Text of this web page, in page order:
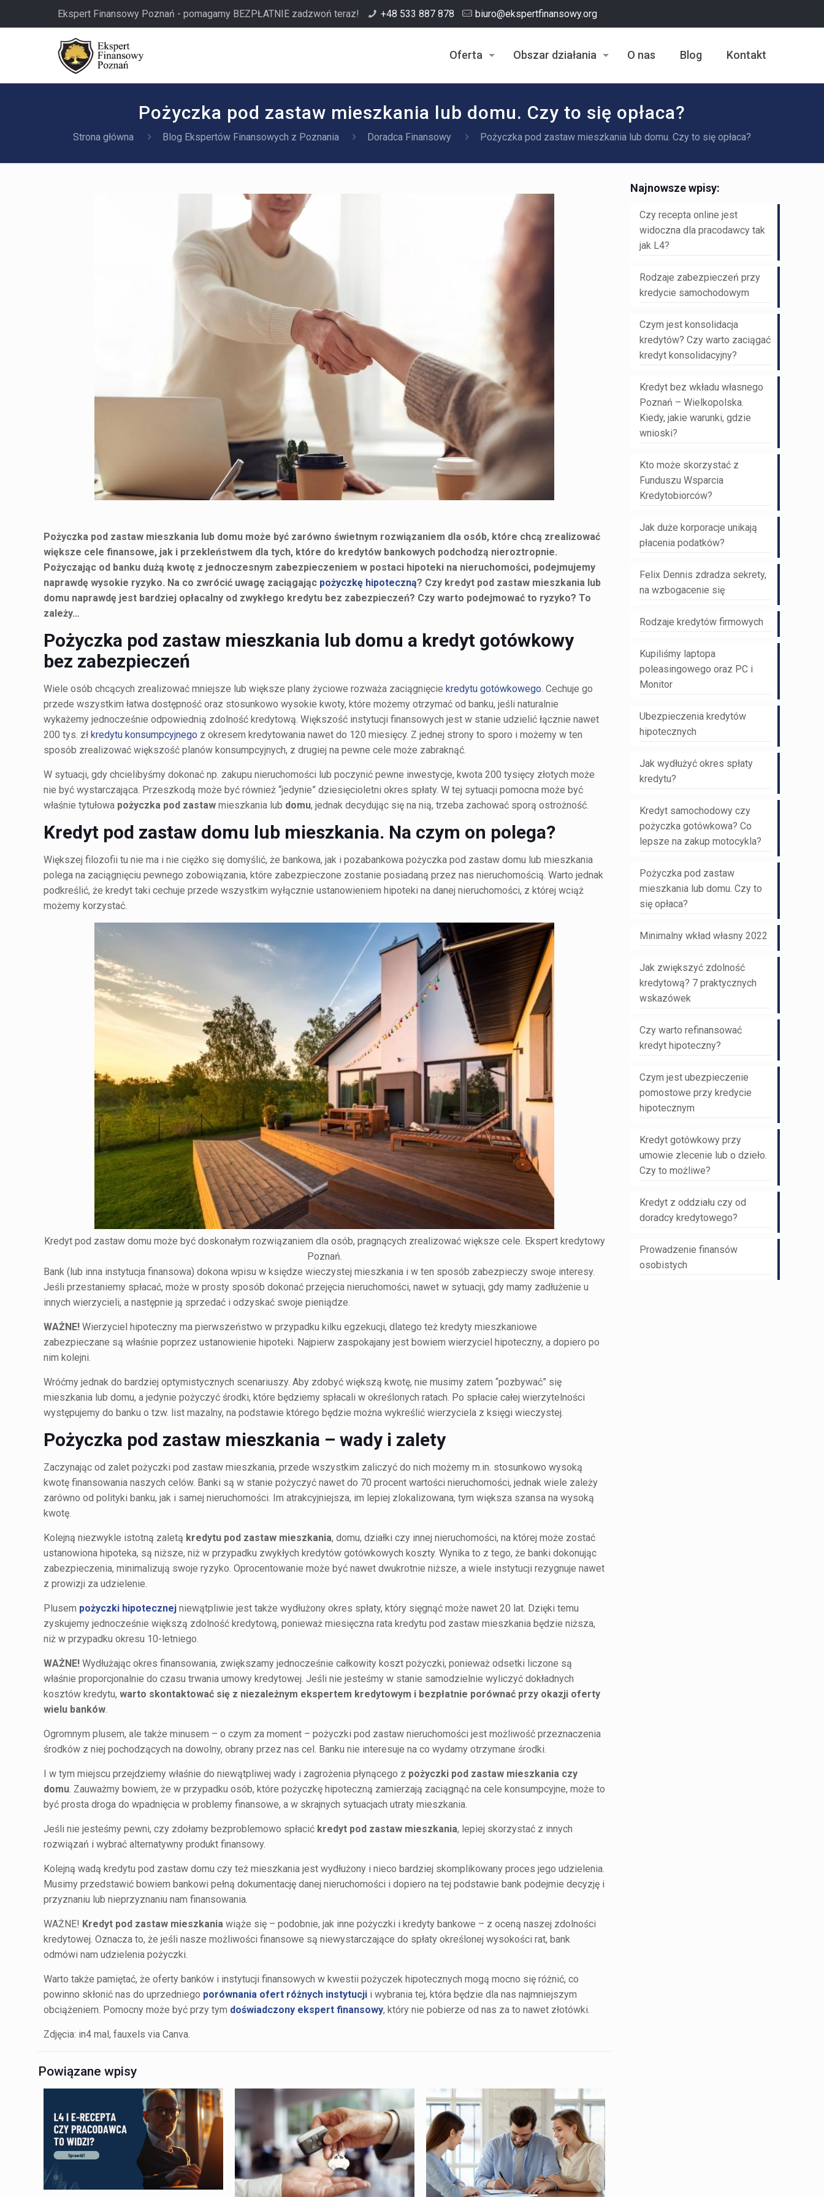
Ekspert Finansowy Poznań - pomagamy BEZPŁATNIE zadzwoń teraz! +48 533 887 878 biuro@ekspertfinansowy.org
Oferta Obszar działania O nas Blog Kontakt
Pożyczka pod zastaw mieszkania lub domu. Czy to się opłaca?
Strona główna Blog Ekspertów Finansowych z Poznania Doradca Finansowy Pożyczka pod zastaw mieszkania lub domu. Czy to się opłaca?
Pożyczka pod zastaw mieszkania lub domu może być zarówno świetnym rozwiązaniem dla osób, które chcą zrealizować
większe cele finansowe, jak i przekleństwem dla tych, które do kredytów bankowych podchodzą nieroztropnie.
Pożyczając od banku dużą kwotę z jednoczesnym zabezpieczeniem w postaci hipoteki na nieruchomości, podejmujemy
naprawdę wysokie ryzyko. Na co zwrócić uwagę zaciągając pożyczkę hipoteczną? Czy kredyt pod zastaw mieszkania lub
domu naprawdę jest bardziej opłacalny od zwykłego kredytu bez zabezpieczeń? Czy warto podejmować to ryzyko? To
zależy…
Pożyczka pod zastaw mieszkania lub domu a kredyt gotówkowy
bez zabezpieczeń
Wiele osób chcących zrealizować mniejsze lub większe plany życiowe rozważa zaciągnięciekredytu gotówkowego. Cechuje go
przede wszystkim łatwa dostępność oraz stosunkowo wysokie kwoty, które możemy otrzymać od banku, jeśli naturalnie
wykażemy jednocześnie odpowiednią zdolność kredytową. Większość instytucji finansowych jest w stanie udzielić łącznie nawet
200 tys. złkredytu konsumpcyjnego z okresem kredytowania nawet do 120 miesięcy. Z jednej strony to sporo i możemy w ten
sposób zrealizować większość planów konsumpcyjnych, z drugiej na pewne cele może zabraknąć.
W sytuacji, gdy chcielibyśmy dokonać np. zakupu nieruchomości lub poczynić pewne inwestycje, kwota 200 tysięcy złotych może
nie być wystarczająca. Przeszkodą może być również “jedynie” dziesięcioletni okres spłaty. W tej sytuacji pomocna może być
właśnie tytułowa pożyczka pod zastawmieszkania lub domu, jednak decydując się na nią, trzeba zachować sporą ostrożność.
Kredyt pod zastaw domu lub mieszkania. Na czym on polega?
Większej filozofii tu nie ma i nie ciężko się domyślić, że bankowa, jak i pozabankowa pożyczka pod zastaw domu lub mieszkania
polega na zaciągnięciu pewnego zobowiązania, które zabezpieczone zostanie posiadaną przez nas nieruchomością. Warto jednak
podkreślić, że kredyt taki cechuje przede wszystkim wyłącznie ustanowieniem hipoteki na danej nieruchomości, z której wciąż
możemy korzystać.
Kredyt pod zastaw domu może być doskonałym rozwiązaniem dla osób, pragnących zrealizować większe cele. Ekspert kredytowy
Poznań.
Bank (lub inna instytucja finansowa) dokona wpisu w księdze wieczystej mieszkania i w ten sposób zabezpieczy swoje interesy.
Jeśli przestaniemy spłacać, może w prosty sposób dokonać przejęcia nieruchomości, nawet w sytuacji, gdy mamy zadłużenie u
innych wierzycieli, a następnie ją sprzedać i odzyskać swoje pieniądze.
WAŻNE! Wierzyciel hipoteczny ma pierwszeństwo w przypadku kilku egzekucji, dlatego też kredyty mieszkaniowe
zabezpieczane są właśnie poprzez ustanowienie hipoteki. Najpierw zaspokajany jest bowiem wierzyciel hipoteczny, a dopiero po
nim kolejni.
Wróćmy jednak do bardziej optymistycznych scenariuszy. Aby zdobyć większą kwotę, nie musimy zatem “pozbywać” się
mieszkania lub domu, a jedynie pożyczyć środki, które będziemy spłacali w określonych ratach. Po spłacie całej wierzytelności
występujemy do banku o tzw. list mazalny, na podstawie którego będzie można wykreślić wierzyciela z księgi wieczystej.
Pożyczka pod zastaw mieszkania – wady i zalety
Zaczynając od zalet pożyczki pod zastaw mieszkania, przede wszystkim zaliczyć do nich możemy m.in. stosunkowo wysoką
kwotę finansowania naszych celów. Banki są w stanie pożyczyć nawet do 70 procent wartości nieruchomości, jednak wiele zależy
zarówno od polityki banku, jak i samej nieruchomości. Im atrakcyjniejsza, im lepiej zlokalizowana, tym większa szansa na wysoką
kwotę.
Kolejną niezwykle istotną zaletą kredytu pod zastaw mieszkania, domu, działki czy innej nieruchomości, na której może zostać
ustanowiona hipoteka, są niższe, niż w przypadku zwykłych kredytów gotówkowych koszty. Wynika to z tego, że banki dokonując
zabezpieczenia, minimalizują swoje ryzyko. Oprocentowanie może być nawet dwukrotnie niższe, a wiele instytucji rezygnuje nawet
z prowizji za udzielenie.
Plusem pożyczki hipotecznej niewątpliwie jest także wydłużony okres spłaty, który sięgnąć może nawet 20 lat. Dzięki temu
zyskujemy jednocześnie większą zdolność kredytową, ponieważ miesięczna rata kredytu pod zastaw mieszkania będzie niższa,
niż w przypadku okresu 10-letniego.
WAŻNE! Wydłużając okres finansowania, zwiększamy jednocześnie całkowity koszt pożyczki, ponieważ odsetki liczone są
właśnie proporcjonalnie do czasu trwania umowy kredytowej. Jeśli nie jesteśmy w stanie samodzielnie wyliczyć dokładnych
kosztów kredytu,warto skontaktować się z niezależnym ekspertem kredytowym i bezpłatnie porównać przy okazji oferty
wielu banków.
Ogromnym plusem, ale także minusem – o czym za moment – pożyczki pod zastaw nieruchomości jest możliwość przeznaczenia
środków z niej pochodzących na dowolny, obrany przez nas cel. Banku nie interesuje na co wydamy otrzymane środki.
I w tym miejscu przejdziemy właśnie do niewątpliwej wady i zagrożenia płynącego z pożyczki pod zastaw mieszkania czy
domu. Zauważmy bowiem, że w przypadku osób, które pożyczkę hipoteczną zamierzają zaciągnąć na cele konsumpcyjne, może to
być prosta droga do wpadnięcia w problemy finansowe, a w skrajnych sytuacjach utraty mieszkania.
Jeśli nie jesteśmy pewni, czy zdołamy bezproblemowo spłacić kredyt pod zastaw mieszkania, lepiej skorzystać z innych
rozwiązań i wybrać alternatywny produkt finansowy.
Kolejną wadą kredytu pod zastaw domu czy też mieszkania jest wydłużony i nieco bardziej skomplikowany proces jego udzielenia.
Musimy przedstawić bowiem bankowi pełną dokumentację danej nieruchomości i dopiero na tej podstawie bank podejmie decyzję i
przyznaniu lub nieprzyznaniu nam finansowania.
WAŻNE! Kredyt pod zastaw mieszkania wiąże się – podobnie, jak inne pożyczki i kredyty bankowe – z oceną naszej zdolności
kredytowej. Oznacza to, że jeśli nasze możliwości finansowe są niewystarczające do spłaty określonej wysokości rat, bank
odmówi nam udzielenia pożyczki.
Warto także pamiętać, że oferty banków i instytucji finansowych w kwestii pożyczek hipotecznych mogą mocno się różnić, co
powinno skłonić nas do uprzedniego porównania ofert różnych instytucji i wybrania tej, która będzie dla nas najmniejszym
obciążeniem. Pomocny może być przy tym doświadczony ekspert finansowy, który nie pobierze od nas za to nawet złotówki.
Zdjęcia: in4 mal, fauxels via Canva.
Powiązane wpisy
Najnowsze wpisy:
Czy recepta online jest
widoczna dla pracodawcy tak
jak L4?
Rodzaje zabezpieczeń przy
kredycie samochodowym
Czym jest konsolidacja
kredytów? Czy warto zaciągać
kredyt konsolidacyjny?
Kredyt bez wkładu własnego
Poznań – Wielkopolska.
Kiedy, jakie warunki, gdzie
wnioski?
Kto może skorzystać z
Funduszu Wsparcia
Kredytobiorców?
Jak duże korporacje unikają
płacenia podatków?
Felix Dennis zdradza sekrety,
na wzbogacenie się
Rodzaje kredytów firmowych
Kupiliśmy laptopa
poleasingowego oraz PC i
Monitor
Ubezpieczenia kredytów
hipotecznych
Jak wydłużyć okres spłaty
kredytu?
Kredyt samochodowy czy
pożyczka gotówkowa? Co
lepsze na zakup motocykla?
Pożyczka pod zastaw
mieszkania lub domu. Czy to
się opłaca?
Minimalny wkład własny 2022
Jak zwiększyć zdolność
kredytową? 7 praktycznych
wskazówek
Czy warto refinansować
kredyt hipoteczny?
Czym jest ubezpieczenie
pomostowe przy kredycie
hipotecznym
Kredyt gotówkowy przy
umowie zlecenie lub o dzieło.
Czy to możliwe?
Kredyt z oddziału czy od
doradcy kredytowego?
Prowadzenie finansów
osobistych